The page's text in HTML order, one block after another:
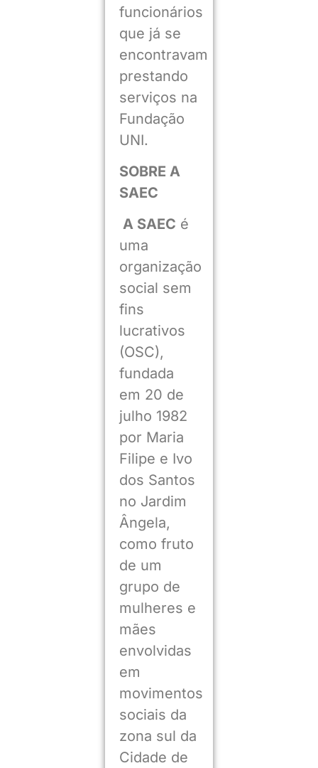
funcionários
que já se
encontravam
prestando
serviços na
Fundação
UNI.
SOBRE A
SAEC
A SAEC é
uma
organização
social sem
fins
lucrativos
(OSC),
fundada
em 20 de
julho 1982
por Maria
Filipe e Ivo
dos Santos
no Jardim
Ângela,
como fruto
de um
grupo de
mulheres e
mães
envolvidas
em
movimentos
sociais da
zona sul da
Cidade de